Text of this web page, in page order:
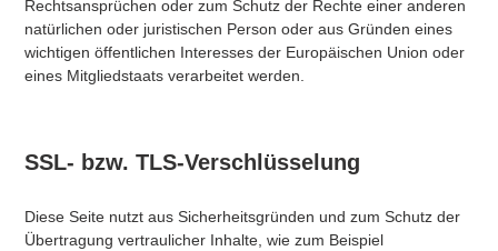
Rechtsansprüchen oder zum Schutz der Rechte einer anderen
natürlichen oder juristischen Person oder aus Gründen eines
wichtigen öffentlichen Interesses der Europäischen Union oder
eines Mitgliedstaats verarbeitet werden.
SSL- bzw. TLS-Verschlüsselung
Diese Seite nutzt aus Sicherheitsgründen und zum Schutz der
Übertragung vertraulicher Inhalte, wie zum Beispiel